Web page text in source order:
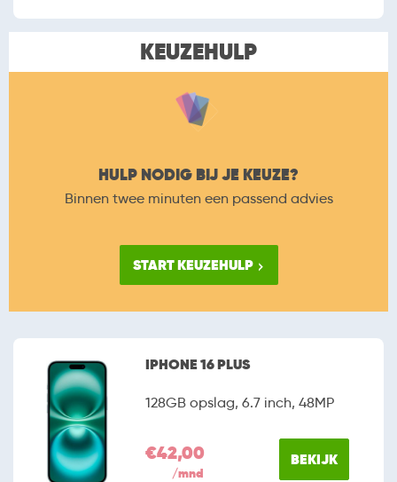
KEUZEHULP
HULP NODIG BIJ JE KEUZE?
Binnen twee minuten een passend advies
START KEUZEHULP
IPHONE 16 PLUS
128GB opslag, 6.7 inch, 48MP
€42,00
/mnd
BEKIJK